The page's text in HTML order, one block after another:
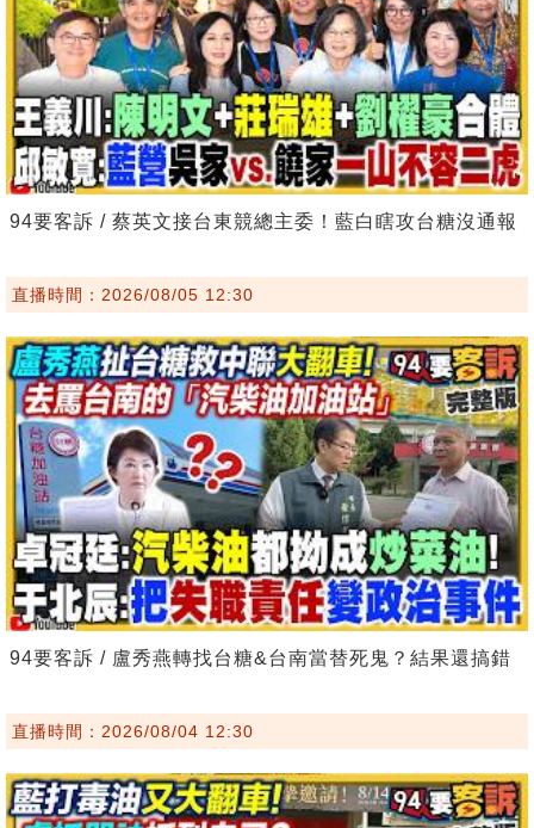
94要客訴 / 蔡英文接台東競總主委！藍白瞎攻台糖沒通報
直播時間：2026/08/05 12:30
94要客訴 / 盧秀燕轉找台糖&台南當替死鬼？結果還搞錯
直播時間：2026/08/04 12:30